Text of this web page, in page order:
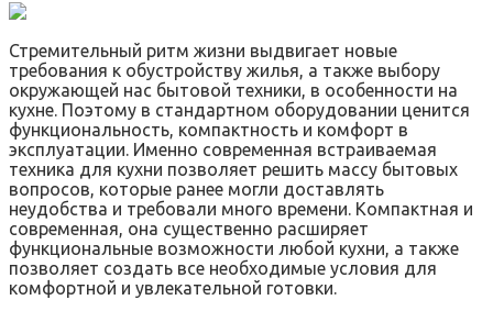
Стремительный ритм жизни выдвигает новые
требования к обустройству жилья, а также выбору
окружающей нас бытовой техники, в особенности на
кухне. Поэтому в стандартном оборудовании ценится
функциональность, компактность и комфорт в
эксплуатации. Именно современная встраиваемая
техника для кухни позволяет решить массу бытовых
вопросов, которые ранее могли доставлять
неудобства и требовали много времени. Компактная и
современная, она существенно расширяет
функциональные возможности любой кухни, а также
позволяет создать все необходимые условия для
комфортной и увлекательной готовки.